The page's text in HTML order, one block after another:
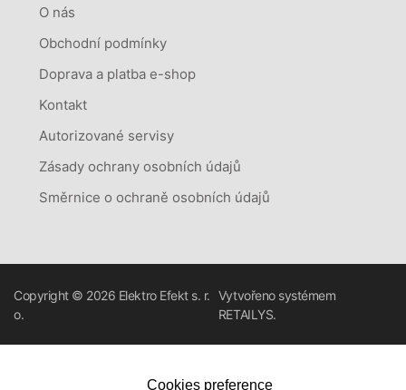
O nás
Obchodní podmínky
Doprava a platba e-shop
Kontakt
Autorizované servisy
Zásady ochrany osobních údajů
Směrnice o ochraně osobních údajů
Copyright © 2026 Elektro Efekt s. r.
o.
Vytvořeno systémem
RETAILYS.
Cookies preference